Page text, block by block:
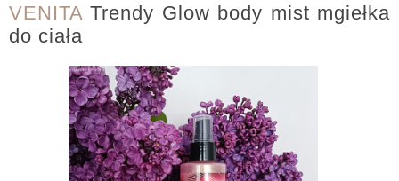
VENITA Trendy Glow body mist mgiełka
do ciała